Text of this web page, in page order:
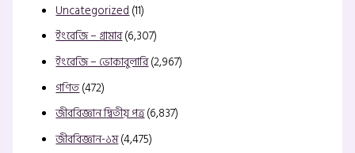
Uncategorized(11)
ইংরেজি – গ্রামার(6,307)
ইংরেজি – ভোকাবুলারি(2,967)
গণিত(472)
জীববিজ্ঞান দ্বিতীয় পত্র(6,837)
জীববিজ্ঞান-১ম(4,475)